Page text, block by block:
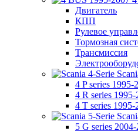
Двигатель
КПП
Рулевое
Тормозная
Трансмиссия
4 P series 1995-
4 R series 1995-
4 T series 1995-
5 G series